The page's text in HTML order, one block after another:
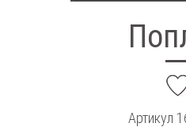
Артикул